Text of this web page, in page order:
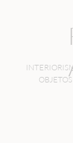
OBJETOS